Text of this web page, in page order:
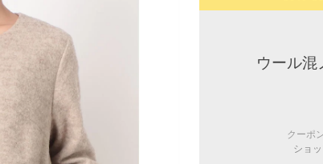
ウール混
クーポ
ショッ